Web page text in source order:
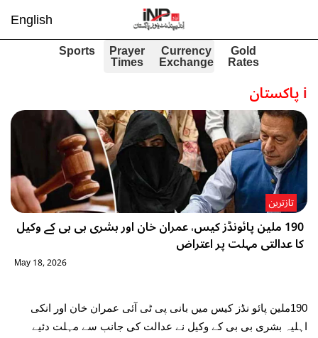
English
Gold
Rates
Currency
Exchange
Prayer
Times
Sports
iپاکستان
190 ملین پائونڈز کیس، عمران خان اور بشری بی بی کے وکیل
کا عدالتی مہلت پر اعتراض
تازترین
May 18, 2026
190ملین پائو نڈز کیس میں بانی پی ٹی آئی عمران خان اور انکی
اہلیہ بشری بی بی کے وکیل نے عدالت کی جانب سے مہلت دئیے